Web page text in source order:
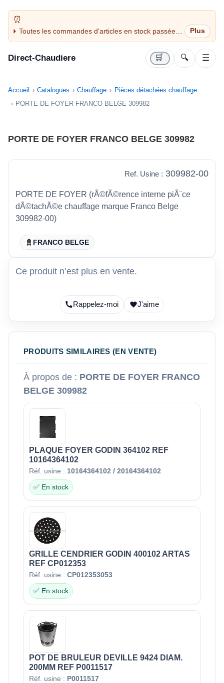
Toutes les commandes d'articles en stock passées
avant 14H sont expédiées le jour même (jours
Direct-Chaudiere 🛒 🔍 ☰
Accueil Catalogues Chauffage
Pièces détachées chauffage
PORTE DE FOYER FRANCO BELGE 309982
PORTE DE FOYER FRANCO BELGE 309982
Ref. Usine : 309982-00
PORTE DE FOYER (rÃ©fÃ©rence interne piÃ¨ce
dÃ©tachÃ©e chauffage marque Franco Belge
309982-00)
FRANCO BELGE
Ce produit n’est plus en vente.
Rappelez-moi J'aime
PRODUITS SIMILAIRES (EN VENTE)
À propos de : PORTE DE FOYER FRANCO
BELGE 309982
PLAQUE FOYER GODIN 364102 REF
10164364102
Réf. usine : 10164364102 / 20164364102
✅ En stock
GRILLE CENDRIER GODIN 400102 ARTAS
REF CP012353
Réf. usine : CP012353053
✅ En stock
POT DE BRULEUR DEVILLE 9424 DIAM.
200MM REF P0011517
Réf. usine : P0011517